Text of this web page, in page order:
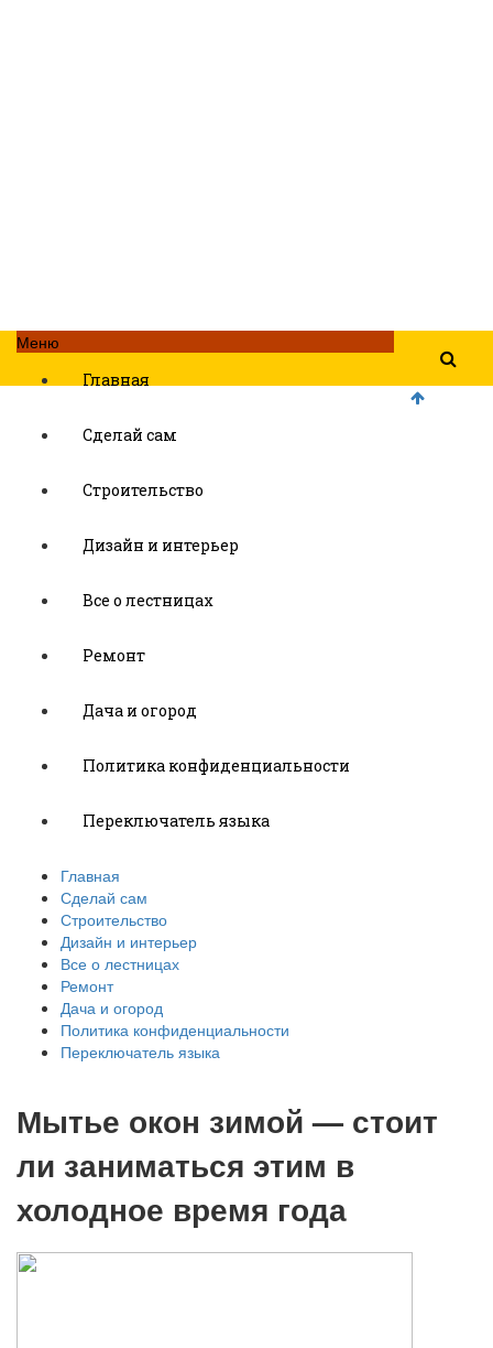
Меню
Главная
Сделай сам
Строительство
Дизайн и интерьер
Все о лестницах
Ремонт
Дача и огород
Политика конфиденциальности
Переключатель языка
Главная
Сделай сам
Строительство
Дизайн и интерьер
Все о лестницах
Ремонт
Дача и огород
Политика конфиденциальности
Переключатель языка
Мытье окон зимой — стоит
ли заниматься этим в
холодное время года